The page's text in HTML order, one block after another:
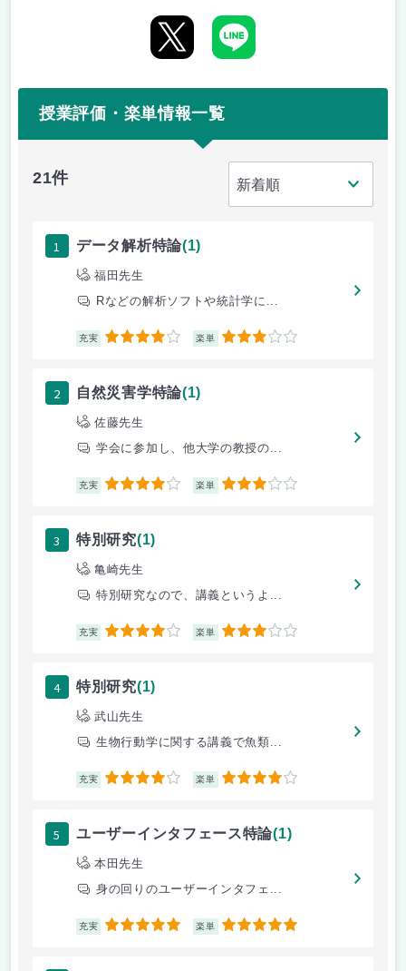
授業評価・楽単情報一覧
21件
1 データ解析特論(1)
福田先生
Rなどの解析ソフトや統計学に...
充実 4 楽単 3
2 自然災害学特論(1)
佐藤先生
学会に参加し、他大学の教授の...
充実 4 楽単 3
3 特別研究(1)
亀崎先生
特別研究なので、講義というよ...
充実 4 楽単 3
4 特別研究(1)
武山先生
生物行動学に関する講義で魚類...
充実 4 楽単 4
5 ユーザーインタフェース特論(1)
本田先生
身の回りのユーザーインタフェ...
充実 5 楽単 5